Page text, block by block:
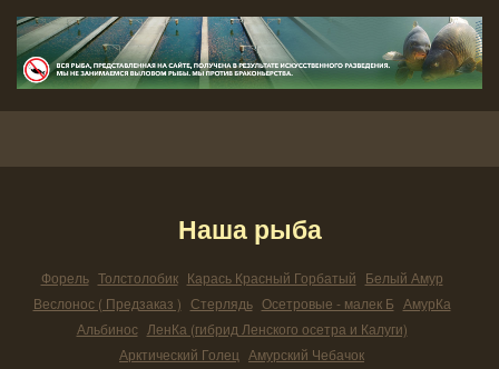
Наша рыба
Форель Толстолобик Карась Красный Горбатый Белый Амур
Веслонос ( Предзаказ ) Стерлядь Осетровые - малек Б АмурКа
Альбинос ЛенКа (гибрид Ленского осетра и Калуги)
Арктический Голец Амурский Чебачок